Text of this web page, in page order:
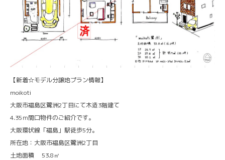
【新着☆モデル分譲地プラン情報】
moikoti
大阪市福島区鷺洲2丁目にて木造3階建て
4.35ｍ間口物件のご紹介です。
大阪環状線「福島」駅徒歩5分。
所在地：大阪市福島区鷺洲2丁目
土地面積 53.8㎡